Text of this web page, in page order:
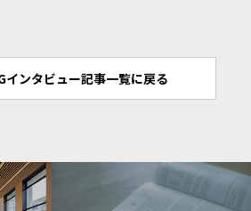
インタビュー記事一覧に戻る